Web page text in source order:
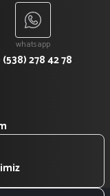
whatsapp
278 42 78